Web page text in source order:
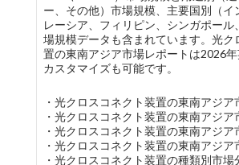
ー、その他）市場規模、主要国別（イ
レーシア、フィリピン、シンガポール
場規模データも含まれています。光ク
置の東南アジア市場レポートは2026
カスタマイズも可能です。
・光クロスコネクト装置の東南アジア
・光クロスコネクト装置の東南アジア
・光クロスコネクト装置の東南アジア
・光クロスコネクト装置の東南アジア
・光クロスコネクト装置の種類別市場